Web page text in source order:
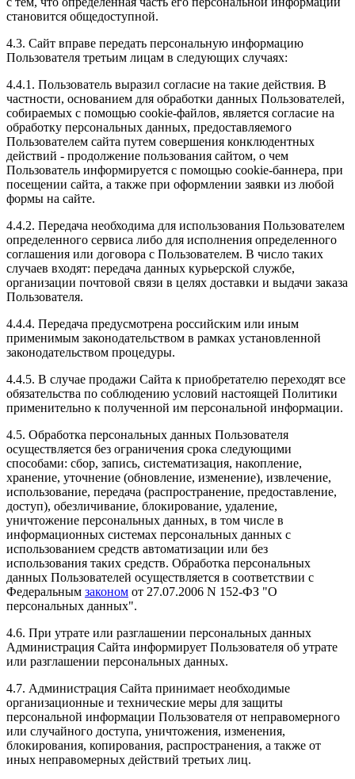
становится общедоступной.
4.3. Сайт вправе передать персональную информацию
Пользователя третьим лицам в следующих случаях:
4.4.1. Пользователь выразил согласие на такие действия. В
частности, основанием для обработки данных Пользователей,
собираемых с помощью cookie-файлов, является согласие на
обработку персональных данных, предоставляемого
Пользователем сайта путем совершения конклюдентных
действий - продолжение пользования сайтом, о чем
Пользователь информируется с помощью cookie-баннера, при
посещении сайта, а также при оформлении заявки из любой
формы на сайте.
4.4.2. Передача необходима для использования Пользователем
определенного сервиса либо для исполнения определенного
соглашения или договора с Пользователем. В число таких
случаев входят: передача данных курьерской службе,
организации почтовой связи в целях доставки и выдачи заказа
Пользователя.
4.4.4. Передача предусмотрена российским или иным
применимым законодательством в рамках установленной
законодательством процедуры.
4.4.5. В случае продажи Сайта к приобретателю переходят все
обязательства по соблюдению условий настоящей Политики
применительно к полученной им персональной информации.
4.5. Обработка персональных данных Пользователя
осуществляется без ограничения срока следующими
способами: сбор, запись, систематизация, накопление,
хранение, уточнение (обновление, изменение), извлечение,
использование, передача (распространение, предоставление,
доступ), обезличивание, блокирование, удаление,
уничтожение персональных данных, в том числе в
информационных системах персональных данных с
использованием средств автоматизации или без
использования таких средств. Обработка персональных
данных Пользователей осуществляется в соответствии с
Федеральным законом от 27.07.2006 N 152-ФЗ "О
персональных данных".
4.6. При утрате или разглашении персональных данных
Администрация Сайта информирует Пользователя об утрате
или разглашении персональных данных.
4.7. Администрация Сайта принимает необходимые
организационные и технические меры для защиты
персональной информации Пользователя от неправомерного
или случайного доступа, уничтожения, изменения,
блокирования, копирования, распространения, а также от
иных неправомерных действий третьих лиц.